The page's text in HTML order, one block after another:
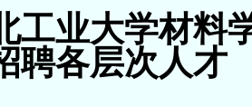
工业大学材料
聘各层次人才